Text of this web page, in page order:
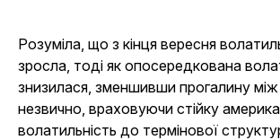
Розуміла, що з кінця вересня
зросла, тоді як опосередкована
знизилася, зменшивши прогалину
незвично, враховуючи стійку
волатильність до термінової